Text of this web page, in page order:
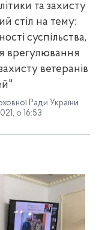
та захисту
стіл на тему:
суспільства,
врегулювання
ветеранів
Ради України
о 16:53